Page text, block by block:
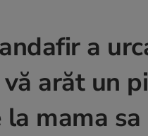
a
arăt un
mama sa